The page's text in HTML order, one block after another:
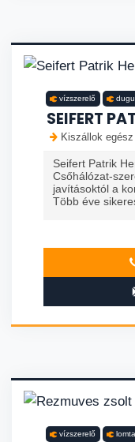
vízszerelő
SEIFERT
Kiszállok
Seifert Patrik
Csőhálózat-
javításoktól a
Több éve
vízszerelő